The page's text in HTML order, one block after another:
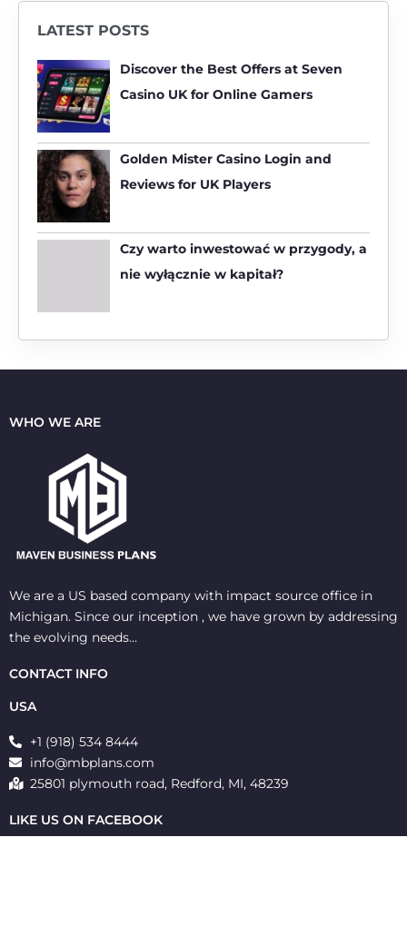
LATEST POSTS
Discover the Best Offers at Seven
Casino UK for Online Gamers
Golden Mister Casino Login and
Reviews for UK Players
Czy warto inwestować w przygody, a
nie wyłącznie w kapitał?
WHO WE ARE
We are a US based company with impact source office in
Michigan. Since our inception , we have grown by addressing
the evolving needs…
CONTACT INFO
USA
+1 (918) 534 8444
info@mbplans.com
25801 plymouth road, Redford, MI, 48239
LIKE US ON FACEBOOK